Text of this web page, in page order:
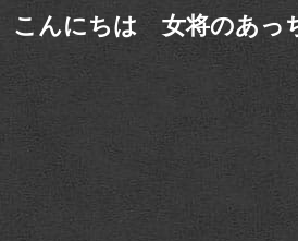
こんにちは 女将のあっ